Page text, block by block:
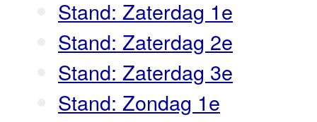
Stand: Zaterdag 1e
Stand: Zaterdag 2e
Stand: Zaterdag 3e
Stand: Zondag 1e